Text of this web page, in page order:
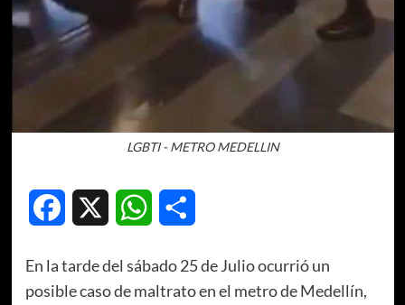
LGBTI - METRO MEDELLIN
Facebook WhatsApp
En la tarde del sábado 25 de Julio ocurrió un
posible caso de maltrato en el metro de Medellín,